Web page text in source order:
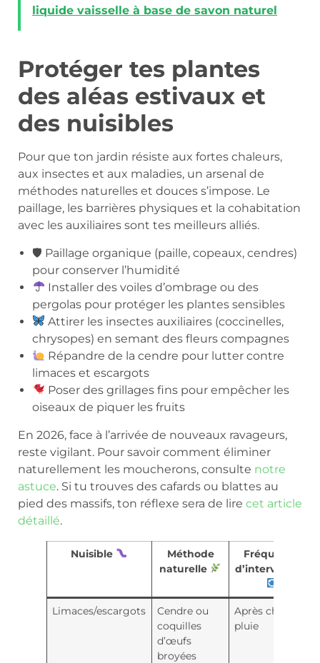
liquide vaisselle à base de savon naturel
Protéger tes plantes
des aléas estivaux et
des nuisibles
Pour que ton jardin résiste aux fortes chaleurs,
aux insectes et aux maladies, un arsenal de
méthodes naturelles et douces s’impose. Le
paillage, les barrières physiques et la cohabitation
avec les auxiliaires sont tes meilleurs alliés.
🛡 Paillage organique (paille, copeaux, cendres)
pour conserver l’humidité
Installer des voiles d’ombrage ou des
pergolas pour protéger les plantes sensibles
Attirer les insectes auxiliaires (coccinelles,
chrysopes) en semant des fleurs compagnes
Répandre de la cendre pour lutter contre
limaces et escargots
Poser des grillages fins pour empêcher les
oiseaux de piquer les fruits
En 2026, face à l’arrivée de nouveaux ravageurs,
reste vigilant. Pour savoir comment éliminer
naturellement les moucherons, consulte notre
astuce. Si tu trouves des cafards ou blattes au
pied des massifs, ton réflexe sera de lire cet article
détaillé.
Nuisible
Méthode
naturelle
Fréquence
d’intervention
Limaces/escargots
Cendre ou
coquilles
d’œufs
broyées
Après chaque
pluie